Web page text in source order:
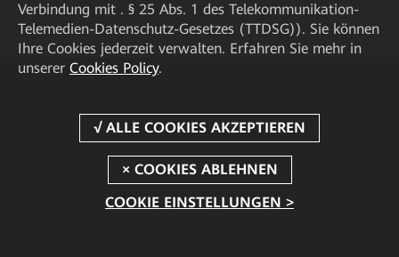
Verbindung mit . § 25 Abs. 1 des Telekommunikation-
Telemedien-Datenschutz-Gesetzes (TTDSG)). Sie können
Ihre Cookies jederzeit verwalten. Erfahren Sie mehr in
unserer Cookies Policy.
COOKIE EINSTELLUNGEN >